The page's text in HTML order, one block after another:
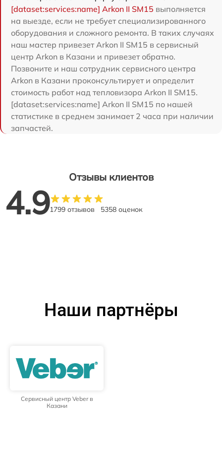
[dataset:services:name] Arkon II SM15 выполняется
на выезде, если не требует специализированного
оборудования и сложного ремонта. В таких случаях
наш мастер привезет Arkon II SM15 в сервисный
центр Arkon в Казани и привезет обратно.
Позвоните и наш сотрудник сервисного центра
Arkon в Казани проконсультирует и определит
стоимость работ над тепловизора Arkon II SM15.
[dataset:services:name] Arkon II SM15 по нашей
статистике в среднем занимает 2 часа при наличии
запчастей.
Отзывы клиентов
4.91799 отзывов 5358 оценок
Наши партнёры
Сервисный центр Veber в
Казани